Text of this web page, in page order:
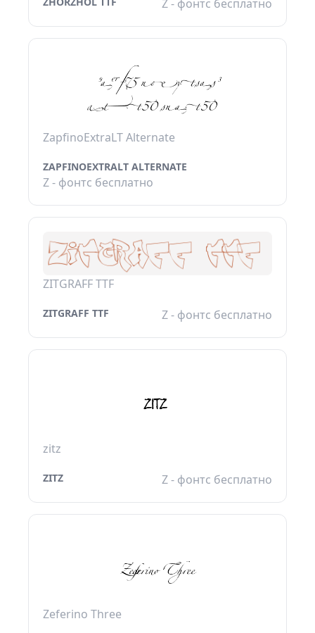
Z - фонтс бесплатно
ZapfinoExtraLT Alternate
ZAPFINOEXTRALT ALTERNATE
Z - фонтс бесплатно
ZITGRAFF TTF
ZITGRAFF TTF Z - фонтс бесплатно
zitz
ZITZ Z - фонтс бесплатно
Zeferino Three